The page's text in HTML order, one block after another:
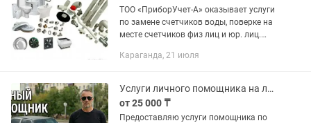
ТОО «ПриборУчет-А» оказывает услуги
по замене счетчиков воды, поверке на
месте счетчиков физ лиц и юр. лиц.
Замена труб ход/гор воды; (пластик)
Караганда, 21 июля
Услуги личного помощника на лич. авто
от 25 000 ₸
Предоставляю услуги помощника по